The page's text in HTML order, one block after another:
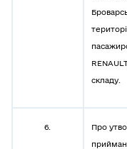
складу.
6.
Про